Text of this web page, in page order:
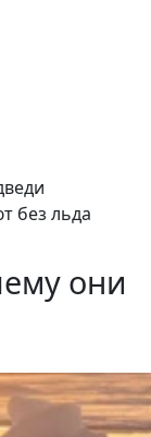
без льда
они